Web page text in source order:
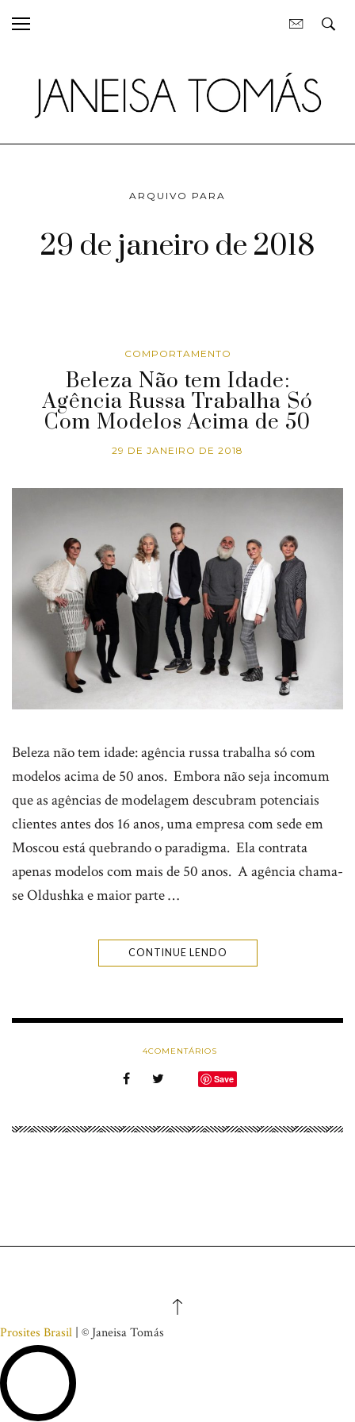
ARQUIVO PARA
29 de janeiro de 2018
COMPORTAMENTO
Beleza Não tem Idade:
Agência Russa Trabalha Só
Com Modelos Acima de 50
29 DE JANEIRO DE 2018
Beleza não tem idade: agência russa trabalha só com
modelos acima de 50 anos. Embora não seja incomum
que as agências de modelagem descubram potenciais
clientes antes dos 16 anos, uma empresa com sede em
Moscou está quebrando o paradigma. Ela contrata
apenas modelos com mais de 50 anos. A agência chama-
se Oldushka e maior parte …
CONTINUE LENDO
4COMENTÁRIOS
Save
Prosites Brasil | © Janeisa Tomás